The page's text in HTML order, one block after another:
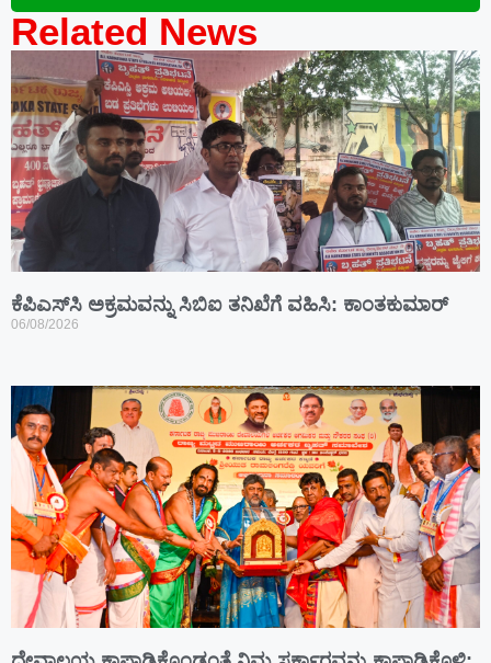
Related News
ಕೆಪಿಎಸ್‍ಸಿ ಅಕ್ರಮವನ್ನು ಸಿಬಿಐ ತನಿಖೆಗೆ ವಹಿಸಿ: ಕಾಂತಕುಮಾರ್
06/08/2026